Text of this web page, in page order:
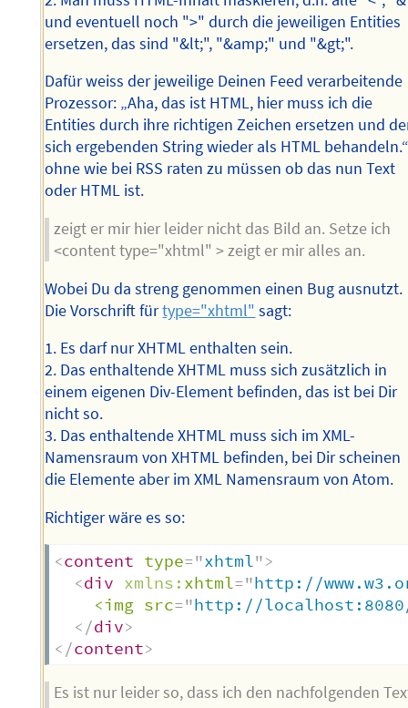
und eventuell noch ">" durch die jeweiligen Entities
ersetzen, das sind "&lt;", "&amp;" und "&gt;".
Dafür weiss der jeweilige Deinen Feed verarbeitende
Prozessor: „Aha, das ist HTML, hier muss ich die
Entities durch ihre richtigen Zeichen ersetzen und
sich ergebenden String wieder als HTML
ohne wie bei RSS raten zu müssen ob das nun Text
oder HTML ist.
zeigt er mir hier leider nicht das Bild an. Setze ich
<content type="xhtml" > zeigt er mir alles an.
Wobei Du da streng genommen einen Bug ausnutzt.
Die Vorschrift fürtype="xhtml" sagt:
1. Es darf nur XHTML enthalten sein.
2. Das enthaltende XHTML muss sich zusätzlich in
einem eigenen Div-Element befinden, das ist bei Dir
nicht so.
3. Das enthaltende XHTML muss sich im XML-
Namensraum von XHTML befinden, bei Dir scheinen
die Elemente aber im XML Namensraum von Atom.
Richtiger wäre es so:
<content type="xhtml">
<div xmlns: xhtml="http://
<img src="http://
</div>
</content>
Es ist nur leider so, dass ich den nachfolgenden